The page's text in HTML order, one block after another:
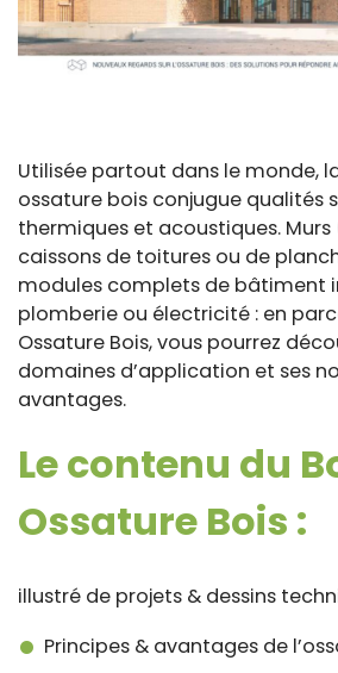
Utilisée partout dans le monde,
ossature bois conjugue qualités
thermiques et acoustiques.
caissons de toitures ou de
modules complets de bâtiment
plomberie ou électricité : en
Ossature Bois, vous pourrez
domaines d’application et ses
avantages.
Le contenu du
Ossature Bois :
illustré de projets & dessins
Principes & avantages de